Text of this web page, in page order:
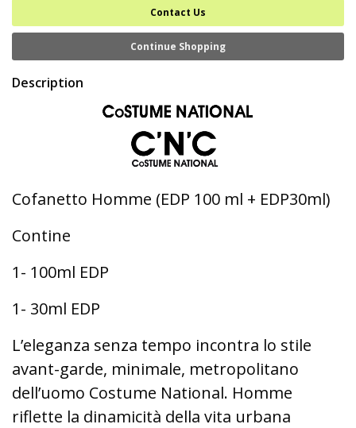
Contact Us
Continue Shopping
Description
Cofanetto Homme (EDP 100 ml + EDP30ml)
Contine
1- 100ml EDP
1- 30ml EDP
L’eleganza senza tempo incontra lo stile
avant-garde, minimale, metropolitano
dell’uomo Costume National. Homme
riflette la dinamicità della vita urbana